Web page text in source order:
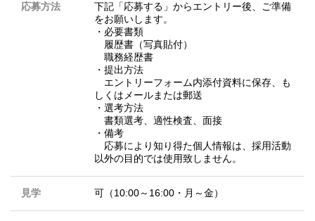
応募方法
下記「応募する」からエントリー後、ご準備
をお願いします。
・必要書類
履歴書（写真貼付）
職務経歴書
・提出方法
エントリーフォーム内添付資料に保存、も
しくはメールまたは郵送
・選考方法
書類選考、適性検査、面接
・備考
応募により知り得た個人情報は、採用活動
以外の目的では使用致しません。
見学 可（10:00～16:00・月～金）